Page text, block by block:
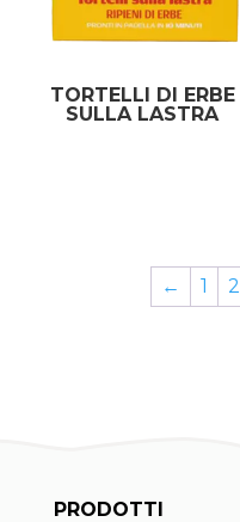
TORTELLI DI ERBE
SULLA LASTRA
← 1 2
PRODOTTI